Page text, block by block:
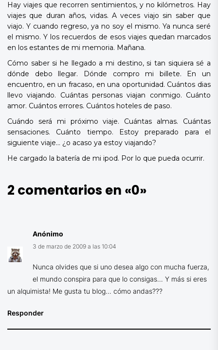
Hay viajes que recorren sentimientos, y no kilómetros. Hay
viajes que duran años, vidas. A veces viajo sin saber que
viajo. Y cuando regreso, ya no soy el mismo. Ya nunca seré
el mismo. Y los recuerdos de esos viajes quedan marcados
en los estantes de mi memoria. Mañana.
Cómo saber si he llegado a mi destino, si tan siquiera sé a
dónde debo llegar. Dónde compro mi billete. En un
encuentro, en un fracaso, en una oportunidad. Cuántos dias
llevo viajando. Cuántas personas viajan conmigo. Cuánto
amor. Cuántos errores. Cuántos hoteles de paso.
Cuándo será mi próximo viaje. Cuántas almas. Cuántas
sensaciones. Cuánto tiempo. Estoy preparado para el
siguiente viaje… ¿o acaso ya estoy viajando?
He cargado la batería de mi ipod. Por lo que pueda ocurrir.
2 comentarios en «0»
Anónimo
3 de marzo de 2009 a las 10:04
Nunca olvides que si uno desea algo con mucha fuerza,
el mundo conspira para que lo consigas… Y más si eres
un alquimista! Me gusta tu blog… cómo andas???
Responder